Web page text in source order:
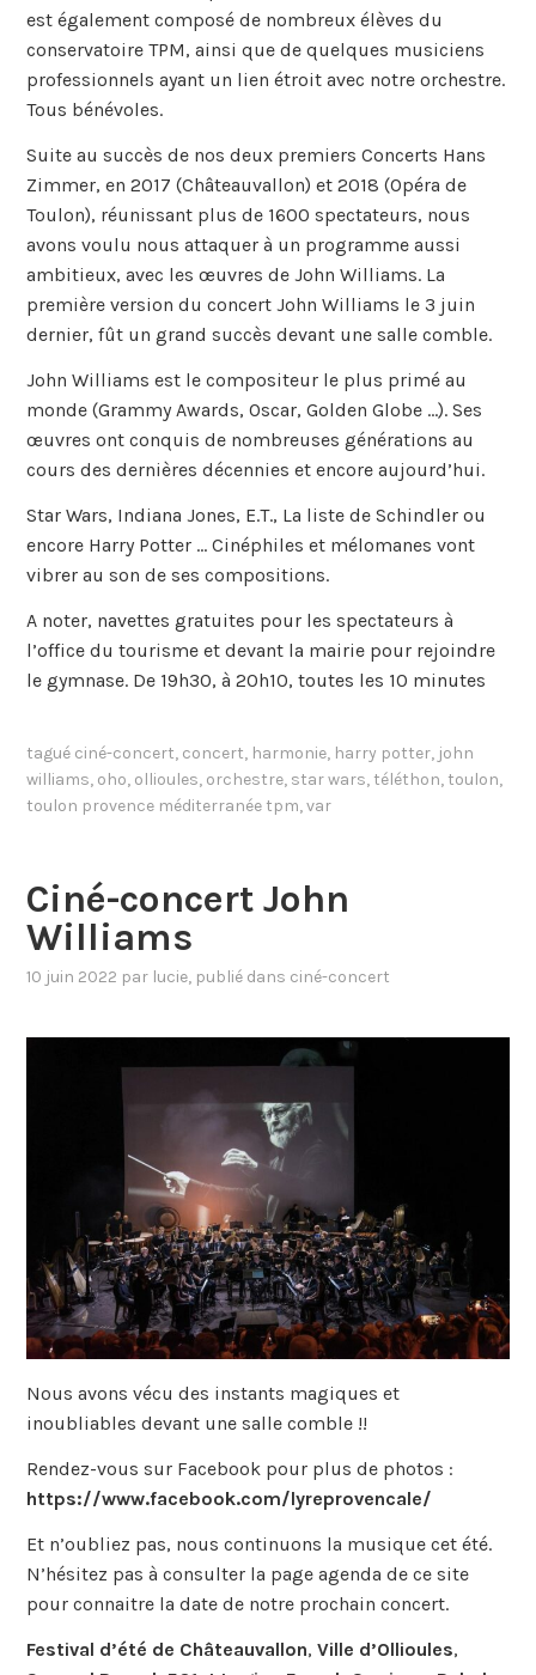
est également composé de nombreux élèves du
conservatoire TPM, ainsi que de quelques musiciens
professionnels ayant un lien étroit avec notre orchestre.
Tous bénévoles.
Suite au succès de nos deux premiers Concerts Hans
Zimmer, en 2017 (Châteauvallon) et 2018 (Opéra de
Toulon), réunissant plus de 1600 spectateurs, nous
avons voulu nous attaquer à un programme aussi
ambitieux, avec les œuvres de John Williams. La
première version du concert John Williams le 3 juin
dernier, fût un grand succès devant une salle comble.
John Williams est le compositeur le plus primé au
monde (Grammy Awards, Oscar, Golden Globe …). Ses
œuvres ont conquis de nombreuses générations au
cours des dernières décennies et encore aujourd’hui.
Star Wars, Indiana Jones, E.T., La liste de Schindler ou
encore Harry Potter … Cinéphiles et mélomanes vont
vibrer au son de ses compositions.
A noter, navettes gratuites pour les spectateurs à
l’office du tourisme et devant la mairie pour rejoindre
le gymnase. De 19h30, à 20h10, toutes les 10 minutes
tagué ciné-concert, concert, harmonie, harry potter, john
williams, oho, ollioules, orchestre, star wars, téléthon, toulon,
toulon provence méditerranée tpm,var
Ciné-concert John
Williams
10 juin 2022 par lucie, publié dans ciné-concert
Nous avons vécu des instants magiques et
inoubliables devant une salle comble !!
Rendez-vous sur Facebook pour plus de photos :
https://www.facebook.com/lyreprovencale/
Et n’oubliez pas, nous continuons la musique cet été.
N’hésitez pas à consulter la page agenda de ce site
pour connaitre la date de notre prochain concert.
Festival d’été de Châteauvallon,Ville d’Ollioules,